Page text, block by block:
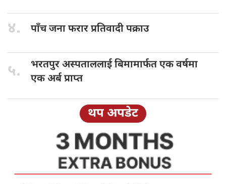
४. पाँच जनाफरार प्रतिवादी पक्राउ
५. भरतपुर अस्पताललाईबिमामार्फत एक वर्षमा
एक अर्ब प्राप्त
थप अपडेट